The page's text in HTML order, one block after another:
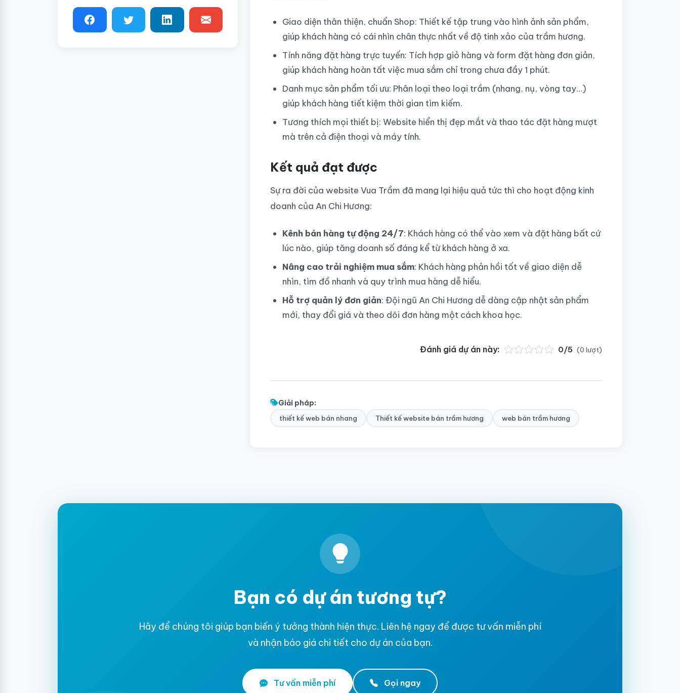
Giao diện thân thiện, chuẩn Shop: Thiết kế tập trung vào hình ảnh sản phẩm,
giúp khách hàng có cái nhìn chân thực nhất về độ tinh xảo của trầm hương.
Tính năng đặt hàng trực tuyến: Tích hợp giỏ hàng và form đặt hàng đơn giản,
giúp khách hàng hoàn tất việc mua sắm chỉ trong chưa đầy 1 phút.
Danh mục sản phẩm tối ưu: Phân loại theo loại trầm (nhang, nụ, vòng tay…)
giúp khách hàng tiết kiệm thời gian tìm kiếm.
Tương thích mọi thiết bị: Website hiển thị đẹp mắt và thao tác đặt hàng mượt
mà trên cả điện thoại và máy tính.
Kết quả đạt được
Sự ra đời của website Vua Trầm đã mang lại hiệu quả tức thì cho hoạt động kinh
doanh của An Chi Hương:
Kênh bán hàng tự động 24/7: Khách hàng có thể vào xem và đặt hàng bất cứ
lúc nào, giúp tăng doanh số đáng kể từ khách hàng ở xa.
Nâng cao trải nghiệm mua sắm: Khách hàng phản hồi tốt về giao diện dễ
nhìn, tìm đồ nhanh và quy trình mua hàng dễ hiểu.
Hỗ trợ quản lý đơn giản: Đội ngũ An Chi Hương dễ dàng cập nhật sản phẩm
mới, thay đổi giá và theo dõi đơn hàng một cách khoa học.
Đánh giá dự án này: 0/5 (0 lượt)
Giải pháp:
thiết kế web bán nhang Thiết kế website bán trầm hương web bán trầm hương
Bạn có dự án tương tự?
Hãy để chúng tôi giúp bạn biến ý tưởng thành hiện thực. Liên hệ ngay để được tư vấn miễn phí
và nhận báo giá chi tiết cho dự án của bạn.
Tư vấn miễn phí Gọi ngay